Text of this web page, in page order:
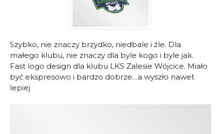
Szybko, nie znaczy brzydko, niedbale i źle. Dla
małego klubu, nie znaczy dla byle kogo i byle jak.
Fast logo design dla klubu LKS Zalesie Wójcice. Miało
być ekspresowo i bardzo dobrze…a wyszło nawet
lepiej